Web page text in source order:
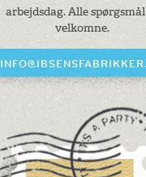
arbejdsdag.Alle
velkomne.